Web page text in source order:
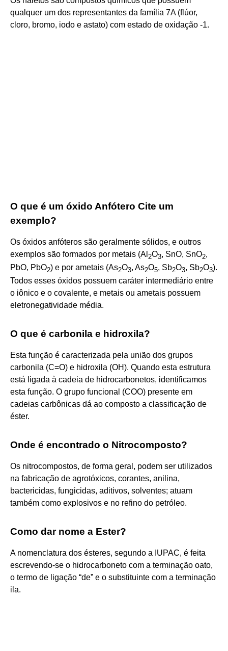
qualquer um dos representantes da família 7A (flúor,
cloro, bromo, iodo e astato) com estado de oxidação -1.
O que é um óxido Anfótero Cite um
exemplo?
Os óxidos anfóteros são geralmente sólidos, e outros
exemplos são formados por metais (Al 2O3, SnO, SnO2,
PbO, PbO2) e por ametais (As2O3, As2O5, Sb2O3, Sb2O3).
Todos esses óxidos possuem caráter intermediário entre
o iônico e o covalente, e metais ou ametais possuem
eletronegatividade média.
O que é carbonila e hidroxila?
Esta função é caracterizada pela união dos grupos
carbonila (C=O) e hidroxila (OH). Quando esta estrutura
está ligada à cadeia de hidrocarbonetos, identificamos
esta função. O grupo funcional (COO) presente em
cadeias carbônicas dá ao composto a classificação de
éster.
Onde é encontrado o Nitrocomposto?
Os nitrocompostos, de forma geral, podem ser utilizados
na fabricação de agrotóxicos, corantes, anilina,
bactericidas, fungicidas, aditivos, solventes; atuam
também como explosivos e no refino do petróleo.
Como dar nome a Ester?
A nomenclatura dos ésteres, segundo a IUPAC, é feita
escrevendo-se o hidrocarboneto com a terminação oato,
o termo de ligação “de” e o substituinte com a terminação
ila.